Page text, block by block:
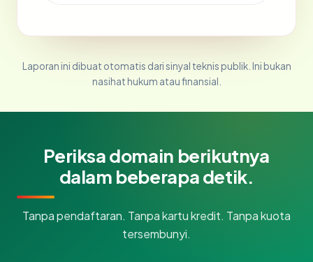
Laporan ini dibuat otomatis dari sinyal teknis publik. Ini bukan
nasihat hukum atau finansial.
Periksa domain berikutnya
dalam beberapa detik.
Tanpa pendaftaran. Tanpa kartu kredit. Tanpa kuota
tersembunyi.